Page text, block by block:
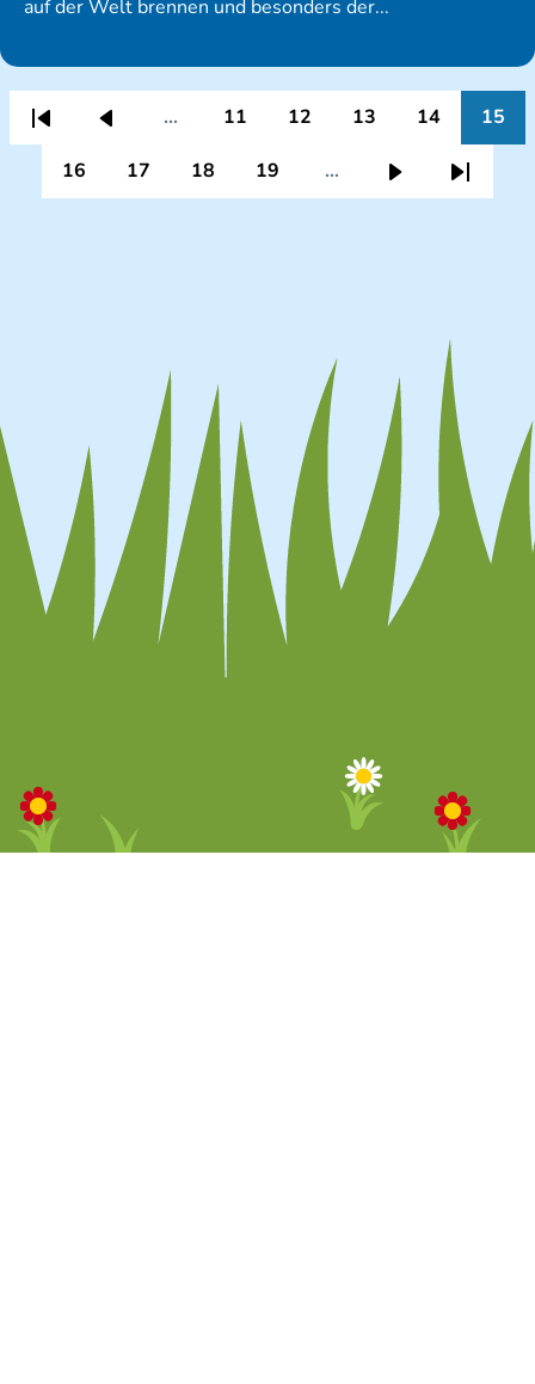
auf der Welt brennen und besonders der...
Seitennummerierung
Erste
Seite
Vorherige
Seite
… 11 12
Seite
13 14 15
Seite
16 17
Seite
18
Seite
19 …
NächsteLetzte